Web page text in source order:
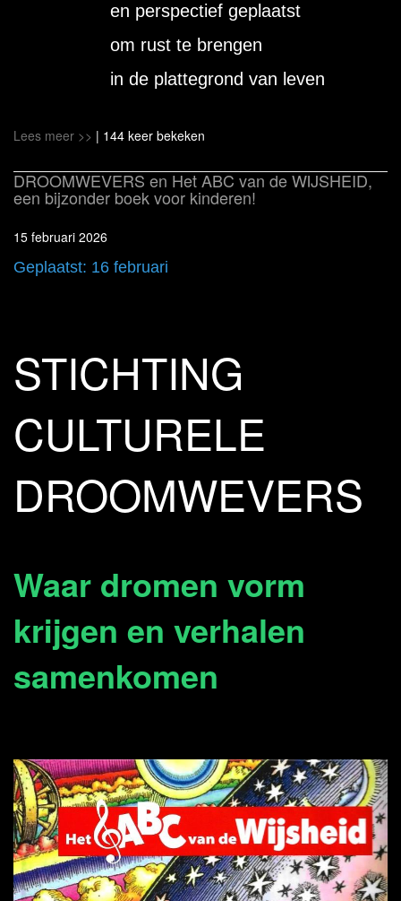
en perspectief geplaatst
om rust te brengen
in de plattegrond van leven
Lees meer >> | 144 keer bekeken
DROOMWEVERS en Het ABC van de WIJSHEID,
een bijzonder boek voor kinderen!
15 februari 2026
Geplaatst: 16 februari
STICHTING
CULTURELE
DROOMWEVERS
Waar dromen vorm
krijgen en verhalen
samenkomen